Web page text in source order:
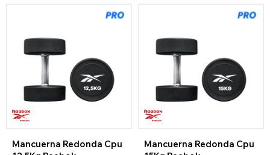
Mancuerna Redonda Cpu
Mancuerna Redonda Cpu